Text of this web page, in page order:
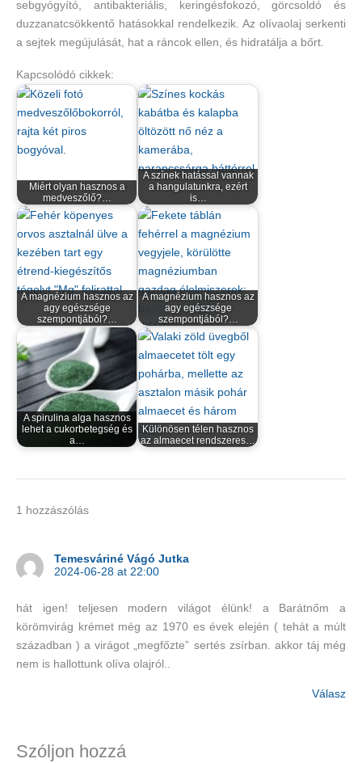
sebgyógyító, antibakteriális, keringésfokozó, görcsoldó és
duzzanatcsökkentő hatásokkal rendelkezik. Az olívaolaj serkenti
a sejtek megújulását, hat a ráncok ellen, és hidratálja a bőrt.
Kapcsolódó cikkek:
Miért olyan hasznos a
medveszőlő?…
A színek hatással vannak
a hangulatunkra, ezért
is…
A magnézium hasznos az
agy egészsége
szempontjából?…
A magnézium hasznos az
agy egészsége
szempontjából?…
A spirulina alga hasznos
lehet a cukorbetegség és
a…
Különösen télen hasznos
az almaecet rendszeres…
1 hozzászólás
Temesváriné Vágó Jutka
2024-06-28 at 22:00
hát igen! teljesen modern világot élünk! a Barátnőm a
körömvirág krémet még az 1970 es évek elején ( tehát a múlt
században ) a virágot „megfőzte” sertés zsírban. akkor táj még
nem is hallottunk olíva olajról..
Válasz
Szóljon hozzá